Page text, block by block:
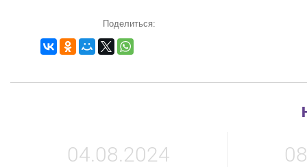
Поделиться:
04.08.2024